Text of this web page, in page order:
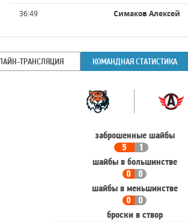
Время Имя
игрока
36:49 Симаков Алексей
ТРАНСЛЯЦИЯ КОМАНДНАЯ СТАТИСТИКА
Команда
заброшенные шайбы
5
1
шайбы в большинстве
0
0
шайбы в меньшинстве
0
0
броски в створ